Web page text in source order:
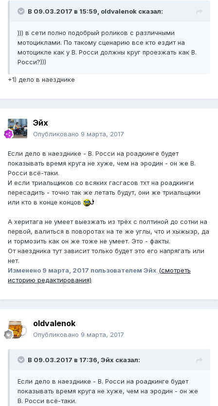
В 09.03.2017 в 15:59, oldvalenok сказал:
))) в сети полно подобрый роликов с различными
мотоциклами. По такому сценарию все кто ездит на
мотоцикле как у В. Росси должны круг проезжать как В.
Росси?)))
+1) дело в наезднике
Эйх
Опубликовано 9 марта, 2017
Если дело в наезднике - В. Росси на роадкинге будет
показывать время круга не хуже, чем на эродин - он же В.
Росси всё-таки.
И если триальщиков со всяких гасгасов тхт на роадкинги
пересадить - точно так же летать будут, они же триальщики
или кто в конце концов
А херитага не умеет выезжать из трёх с полтиной до сотни на
первой, валиться в поворотах на те же углы, что и хыжыэр, да
и тормозить как он же тоже не умеет. Это - факты.
От наездника тут зависит только будет это его напрягать или
нет.
Изменено 9 марта, 2017 пользователем Эйх (смотреть
историю редактирования)
oldvalenok
Опубликовано 9 марта, 2017
В 09.03.2017 в 17:36, Эйх сказал:
Если дело в наезднике - В. Росси на роадкинге будет
показывать время круга не хуже, чем на эродин - он же
В. Росси всё-таки.